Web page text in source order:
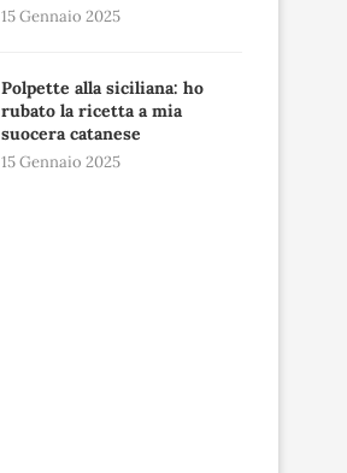
15 Gennaio 2025
Polpette alla siciliana: ho
rubato la ricetta a mia
suocera catanese
15 Gennaio 2025